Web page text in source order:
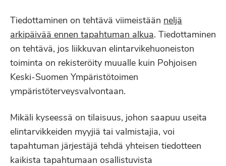
Tiedottaminen on tehtävä viimeistään neljä
arkipäivää ennen tapahtuman alkua. Tiedottaminen
on tehtävä, jos liikkuvan elintarvikehuoneiston
toiminta on rekisteröity muualle kuin Pohjoisen
Keski-Suomen Ympäristötoimen
ympäristöterveysvalvontaan.
Mikäli kyseessä on tilaisuus, johon saapuu useita
elintarvikkeiden myyjiä tai valmistajia, voi
tapahtuman järjestäjä tehdä yhteisen tiedotteen
kaikista tapahtumaan osallistuvista